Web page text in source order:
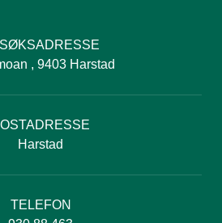
, 9403 Harstad
Harstad
TELEFON